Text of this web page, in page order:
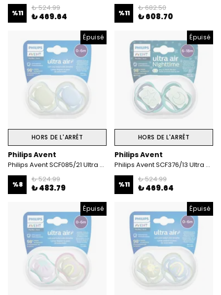
%11
₺ 524.99
₺ 469.64 %11
₺ 682.50
₺ 608.70
Épuisé
HORS DE L'ARRÊT
Philips Avent
Philips Avent SCF085/21 Ultra Air 0-6 Ay 2'li Emzik
%8
₺ 524.99
₺ 483.79
Épuisé
HORS DE L'ARRÊT
Philips Avent
Philips Avent SCF376/13 Ultra Air Night 6-18 Ay 2'li Erkek Emzik
%11
₺ 524.99
₺ 469.64
Épuisé Épuisé